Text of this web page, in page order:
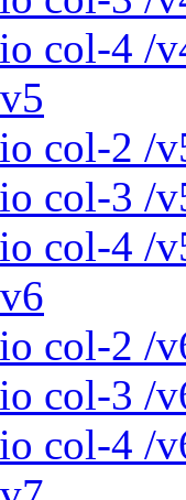
col-4 /
col-2 /
col-3 /
col-4 /
col-2 /
col-3 /
col-4 /